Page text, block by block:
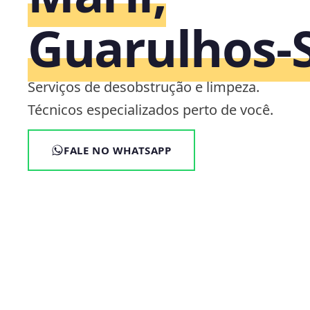
Serviços de desobstrução e limpeza.
Técnicos especializados perto de você.
FALE NO WHATSAPP